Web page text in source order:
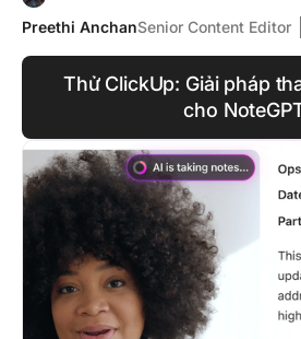
Preethi AnchanSenior Content Editor
Thử ClickUp: Giải pháp
cho